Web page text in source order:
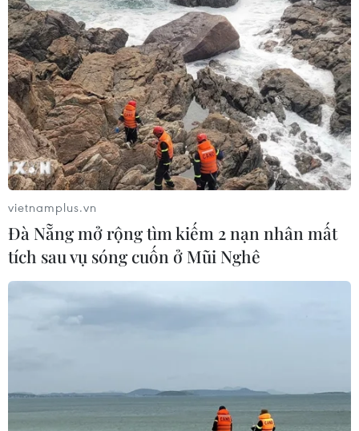
vietnamplus.vn
Đà Nẵng mở rộng tìm kiếm 2 nạn nhân mất
tích sau vụ sóng cuốn ở Mũi Nghê